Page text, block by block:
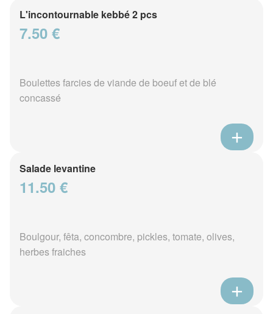
L'incontournable kebbé 2 pcs
7.50 €
Boulettes farcies de viande de boeuf et de blé
concassé
Salade levantine
11.50 €
Boulgour, fêta, concombre, pickles, tomate, olives,
herbes fraiches